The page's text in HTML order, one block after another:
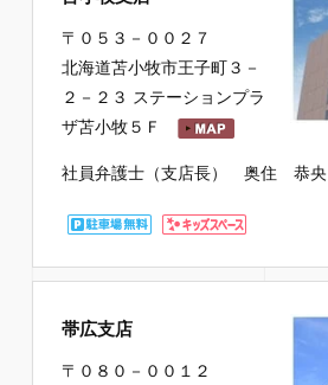
〒０５３－００２７
北海道苫小牧市王子町３－
２－２３ ステーションプラ
ザ苫小牧５Ｆ
社員弁護士（支店長） 奥住 恭央
帯広支店
〒０８０－００１２